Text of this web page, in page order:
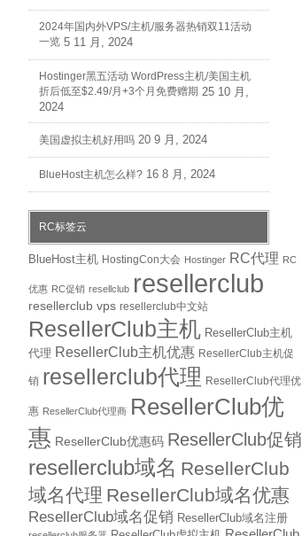
2024年国内外VPS/主机/服务器热销双11活动
一览 5 11 月, 2024
Hostinger黑五活动 WordPress主机/美国主机
折后低至$2.49/月+3个月免费赠期 25 10 月,
2024
美国虚拟主机好用吗 20 9 月, 2024
BlueHost主机怎么样? 16 8 月, 2024
RC标签云
BlueHost主机 HostingCon大会 Hostinger RC代理 RC
优惠 RC促销 resellclub resellerclub
resellerclub vps resellerclub中文站
ResellerClub主机 ResellerClub主机
代理 ResellerClub主机优惠 ResellerClub主机促
销 resellerclub代理 ResellerClub代理优
惠 ResellerClub代理商 ResellerClub优
惠 ResellerClub优惠码 ResellerClub促销
resellerclub域名 ResellerClub
域名代理 ResellerClub域名优惠
ResellerClub域名促销 ResellerClub域名注册